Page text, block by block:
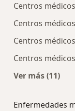
Centros
Centros
Centros
Centros
Ver más (11)
Enfermedades